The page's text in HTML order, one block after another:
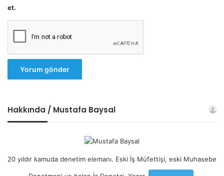
et.
Hakkında / Mustafa Baysal
20 yıldır kamuda denetim elemanı. Eski İş Müfettişi, eski Muhasebe